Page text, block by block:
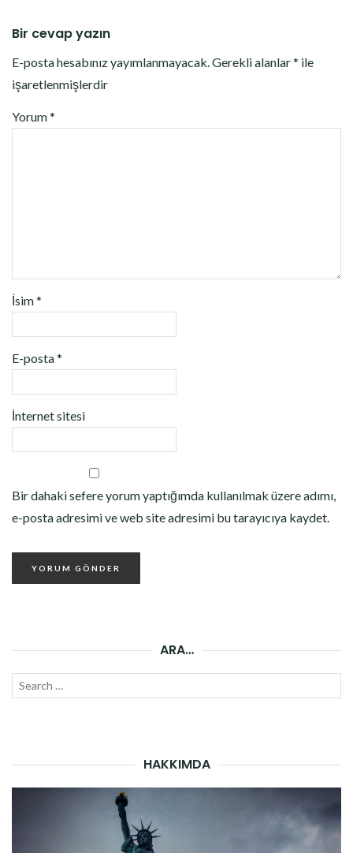
Bir cevap yazın
E-posta hesabınız yayımlanmayacak.Gerekli alanlar* ile
işaretlenmişlerdir
Yorum*
İsim*
E-posta*
İnternet sitesi
Bir dahaki sefere yorum yaptığımda kullanılmak üzere adımı,
e-posta adresimi ve web site adresimi bu tarayıcıya kaydet.
ARA…
Search
HAKKIMDA